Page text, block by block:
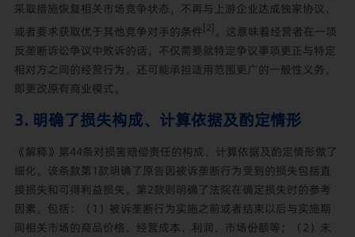
采取措施恢复相关市场竞争状态，不再与上游企业达成独家协议、
或者要求获取优于其他竞争对手的条件[2] 。这意味着经营者在一项
反垄断诉讼争议中败诉的话，不仅需要就特定争议事项更正与特定
相对方之间的经营行为，还可能承担适用范围更广的一般性义务，
即更改原有商业模式。
3. 明确了损失构成、计算依据及酌定情形
《解释》第44条对损害赔偿责任的构成、计算依据及酌定情形做了
细化。该条款第1款明确了原告因被诉垄断行为受到的损失包括直
接损失和可得利益损失。第2款则明确了法院在确定损失时的参考
因素，包括：（1）被诉垄断行为实施之前或者结束以后与实施期
间相关市场的商品价格、经营成本、利润、市场份额等；（2）未